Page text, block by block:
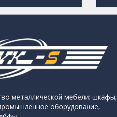
металлической мебели: шкафы,
оборудование,